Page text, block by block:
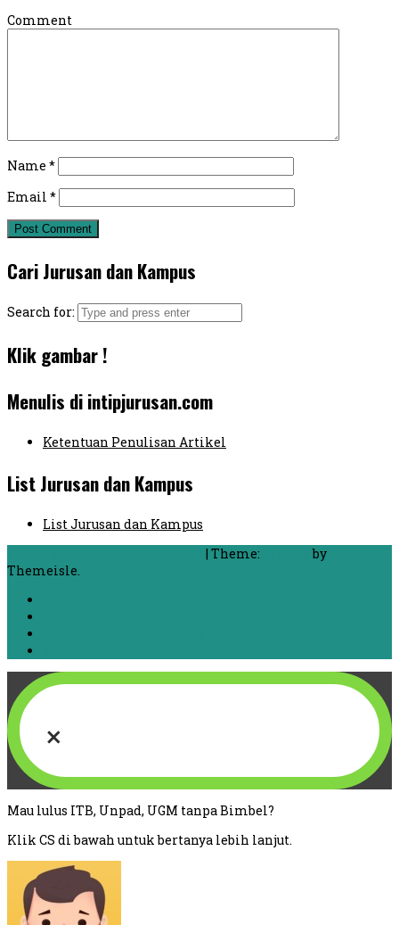
Comment
Name *
Email *
Cari Jurusan dan Kampus
Search for:
Klik gambar !
Menulis di intipjurusan.com
Ketentuan Penulisan Artikel
List Jurusan dan Kampus
List Jurusan dan Kampus
| Theme:
by
Themeisle.
×
Mau lulus ITB, Unpad, UGM tanpa Bimbel?
Klik CS di bawah untuk bertanya lebih lanjut.